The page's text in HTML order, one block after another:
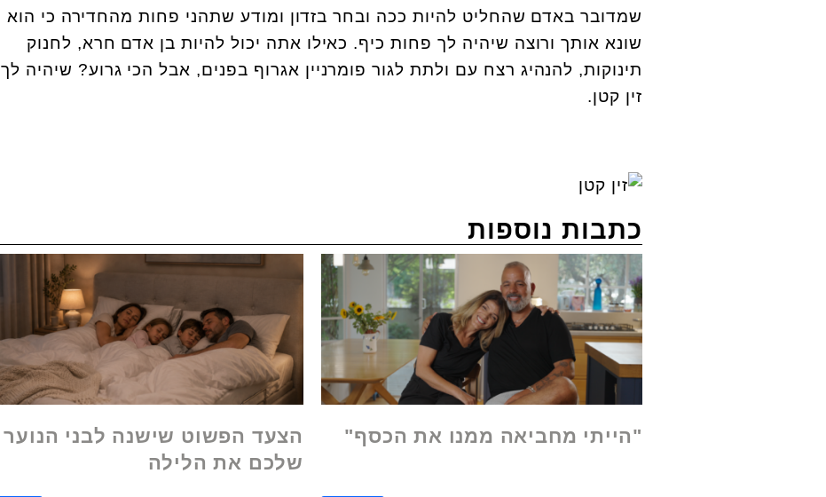
שמדובר באדם שהחליט להיות ככה ובחר בזדון ומודע שתהני פחות מהחדירה כי הוא
שונא אותך ורוצה שיהיה לך פחות כיף. כאילו אתה יכול להיות בן אדם חרא, לחנוק
תינוקות, להנהיג רצח עם ולתת לגור פומרניין אגרוף בפנים, אבל הכי גרוע? שיהיה לך
זין קטן.
כתבות נוספות
"הייתי מחביאה ממנו את הכסף"
הצעד הפשוט שישנה לבני הנוער
שלכם את הלילה